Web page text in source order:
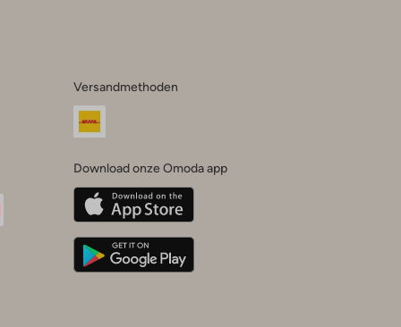
Versandmethoden
Download onze Omoda app